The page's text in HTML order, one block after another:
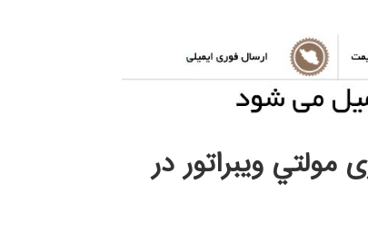
مولتي ويبراتور در